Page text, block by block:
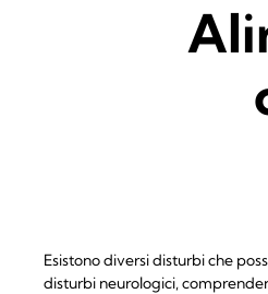
Esistono diversi disturbi che
disturbi neurologici,